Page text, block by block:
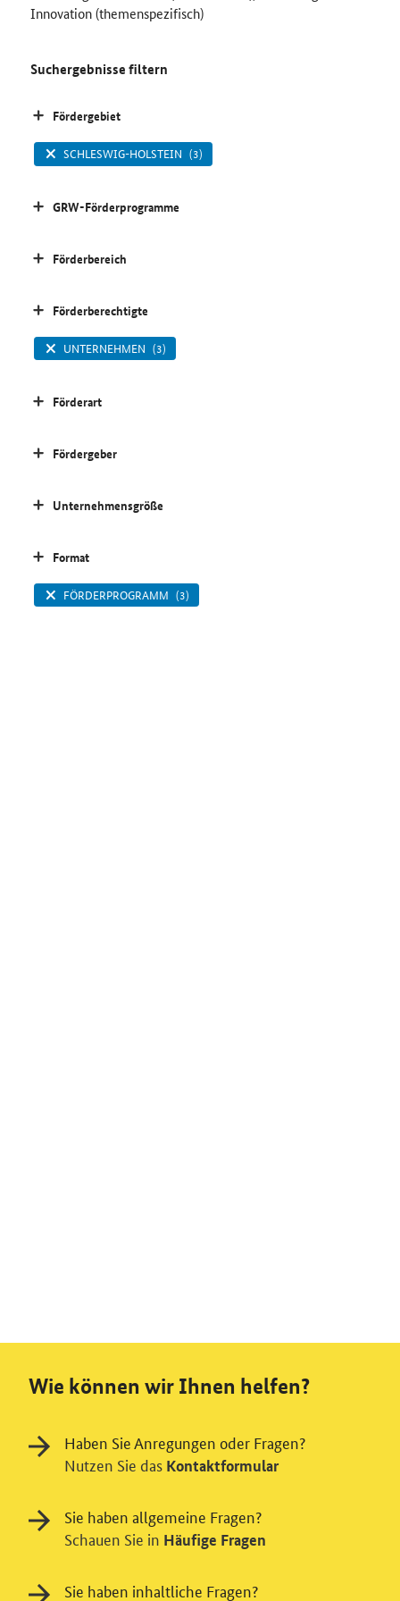
Innovation (themenspezifisch)
Suchergebnisse filtern
Fördergebiet
SCHLESWIG-HOLSTEIN (3)
GRW-Förderprogramme
Förderbereich
Förderberechtigte
UNTERNEHMEN (3)
Förderart
Fördergeber
Unternehmensgröße
Format
FÖRDERPROGRAMM (3)
Wie können wir Ihnen helfen?
Haben Sie Anregungen oder Fragen?
Nutzen Sie das Kontaktformular
Sie haben allgemeine Fragen?
Schauen Sie in Häufige Fragen
Sie haben inhaltliche Fragen?